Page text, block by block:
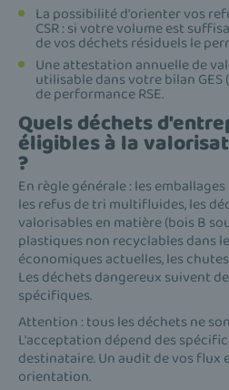
La possibilité d'orienter vos
CSR : si votre volume est
de vos déchets résiduels le
Une attestation annuelle de
utilisable dans votre bilan
de performance RSE.
Quels déchets
éligibles à la
?
En règle générale : les
les refus de tri multifluides, les
valorisables en matière (bois B
plastiques non recyclables dans
économiques actuelles, les
Les déchets dangereux suivent
spécifiques.
Attention : tous les déchets ne
L'acceptation dépend des
destinataire. Un audit de vos flux
orientation.